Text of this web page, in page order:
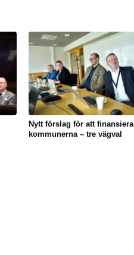
Nytt förslag för att finansiera
kommunerna – tre vägval